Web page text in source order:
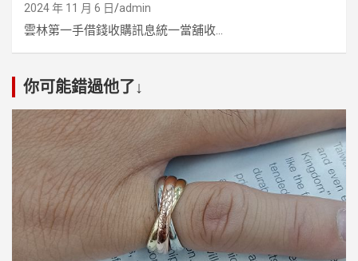
2024 年 11 月 6 日 admin
雲林第一手借錢收購訊息統一當舖收...
你可能錯過他了↓